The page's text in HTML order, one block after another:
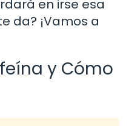
en irse esa
da? ¡Vamos a
y Cómo